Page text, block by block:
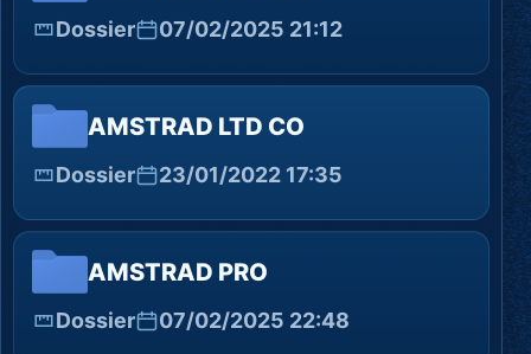
Dossier 07/02/2025 21:12
AMSTRAD LTD CO
Dossier 23/01/2022 17:35
AMSTRAD PRO
Dossier 07/02/2025 22:48